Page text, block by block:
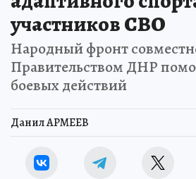
участников СВО
Народный фронт
Правительством ДНР
боевых действий
Данил АРМЕЕВ